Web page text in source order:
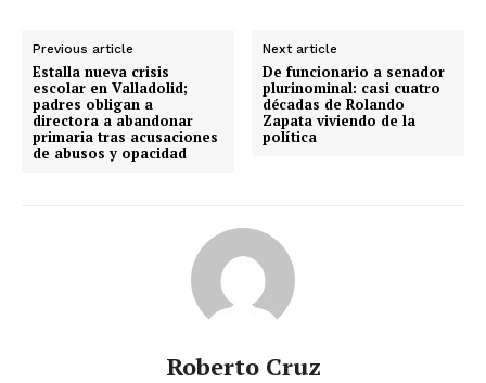
Previous article
Estalla nueva crisis
escolar en Valladolid;
padres obligan a
directora a abandonar
primaria tras acusaciones
de abusos y opacidad
Next article
De funcionario a senador
plurinominal: casi cuatro
décadas de Rolando
Zapata viviendo de la
política
Roberto Cruz